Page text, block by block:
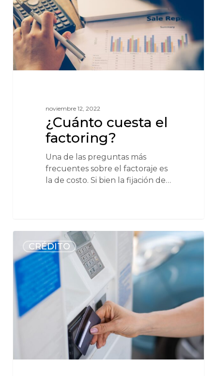
noviembre 12, 2022
¿Cuánto cuesta el
factoring?
Una de las preguntas más
frecuentes sobre el factoraje es
la de costo. Si bien la fijación de…
CRÉDITO